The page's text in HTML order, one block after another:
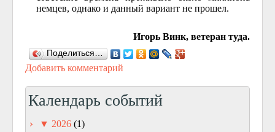
немцев, однако и данный вариант не прошел.
Игорь Винк, ветеран туда.
Поделиться…
Добавить комментарий
Календарь событий
▼ 2026 (1)